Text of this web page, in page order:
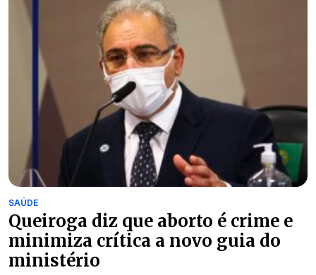
SAÚDE
Queiroga diz que aborto é crime e
minimiza crítica a novo guia do
ministério